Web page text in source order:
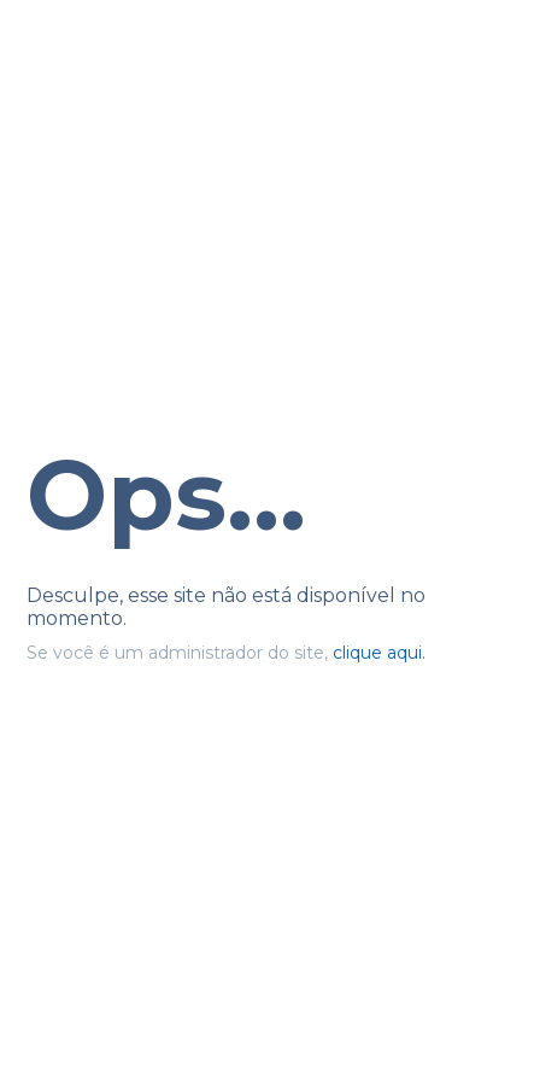
Ops...
Desculpe, esse site não está disponível no
momento.
Se você é um administrador do site, clique aqui.